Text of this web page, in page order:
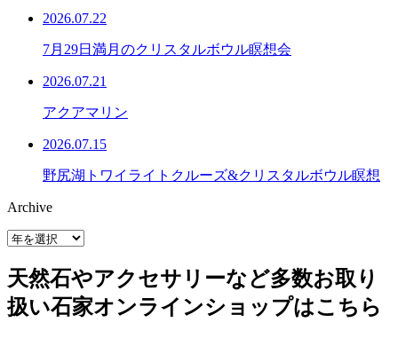
2026.07.22
7月29日満月のクリスタルボウル瞑想会
2026.07.21
アクアマリン
2026.07.15
野尻湖トワイライトクルーズ&クリスタルボウル瞑想
Archive
天然石やアクセサリーなど多数お取り
扱い石家オンラインショップはこちら